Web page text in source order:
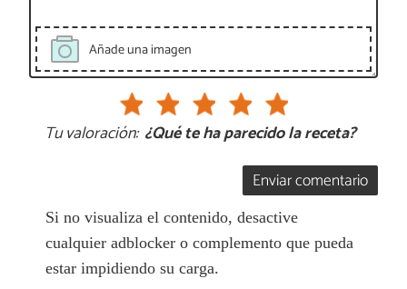
Añade una imagen
Tu valoración: ¿Qué te ha parecido la receta?
Enviar comentario
Si no visualiza el contenido, desactive
cualquier adblocker o complemento que pueda
estar impidiendo su carga.